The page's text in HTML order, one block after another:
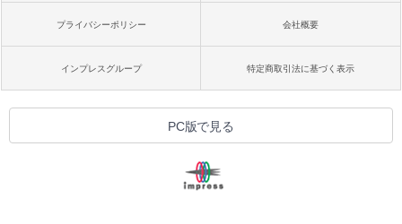
プライバシーポリシー 会社概要
インプレスグループ 特定商取引法に基づく表示
PC版で見る